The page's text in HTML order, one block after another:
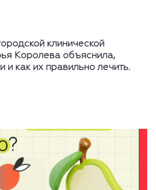
клинической
Королева объяснила,
и как их правильно лечить.